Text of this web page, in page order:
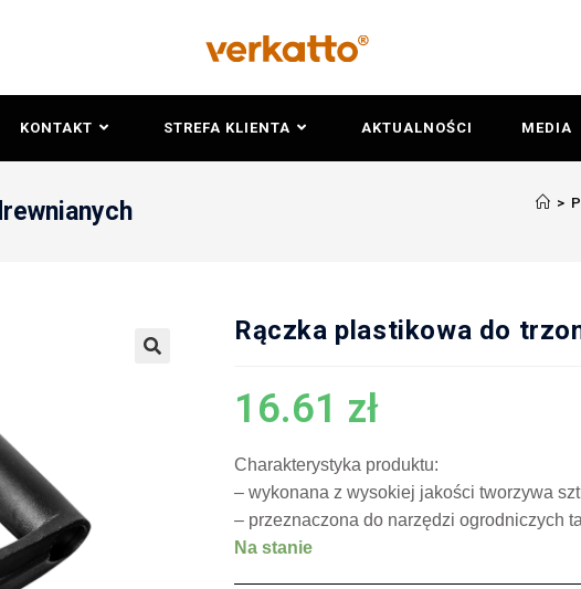
KONTAKT STREFA KLIENTA AKTUALNOŚCI MEDIA
>
Rączka plastikowa do
16.61 zł
Charakterystyka produktu:
– wykonana z wysokiej jakości tworzywa
– przeznaczona do narzędzi ogrodniczych
Na stanie